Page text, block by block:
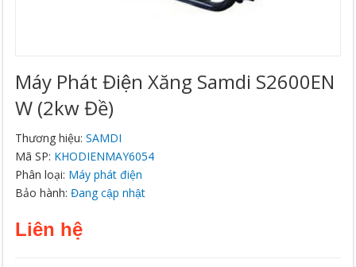
Máy Phát Điện Xăng Samdi S2600EN
W (2kw Đề)
Thương hiệu:SAMDI
Mã SP: KHODIENMAY6054
Phân loại: Máy phát điện
Bảo hành:Đang cập nhật
Liên hệ